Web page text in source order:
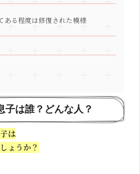
ある程度は修復された模様
子は誰？どんな人？
は
ょうか？